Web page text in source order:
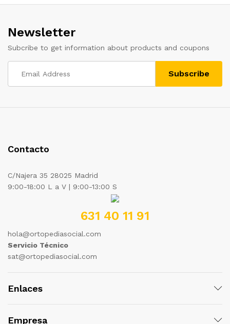
Newsletter
Subcribe to get information about products and coupons
Contacto
C/Najera 35 28025 Madrid
9:00-18:00 L a V | 9:00-13:00 S
631 40 11 91
hola@ortopediasocial.com
Servicio Técnico
sat@ortopediasocial.com
Enlaces
Empresa